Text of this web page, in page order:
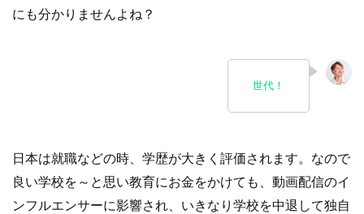
にも分かりませんよね？
世代！
日本は就職などの時、学歴が大きく評価されます。なので
良い学校を～と思い教育にお金をかけても、動画配信のイ
ンフルエンサーに影響され、いきなり学校を中退して独自